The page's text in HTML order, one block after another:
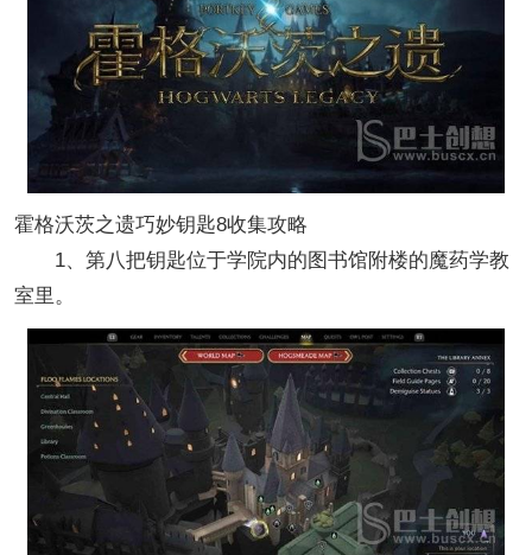
霍格沃茨之遗巧妙钥匙8收集攻略
1、第八把钥匙位于学院内的图书馆附楼的魔药学教
室里。